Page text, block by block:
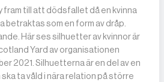
fram till att dödsfallet då en kvinna
betraktas som en form av dråp.
Här ses silhuetter av kvinnor är
Yard av organisationen
2021. Silhuetterna är en del av en
ta våld i nära relation på större